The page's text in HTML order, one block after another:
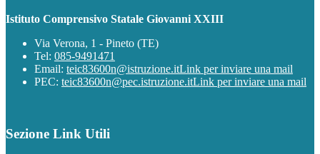
Istituto Comprensivo Statale Giovanni XXIII
Via Verona, 1 - Pineto (TE)
Tel: 085-9491471
Email: teic83600n@istruzione.itLink per inviare una mail
PEC: teic83600n@pec.istruzione.itLink per inviare una mail
Sezione Link Utili